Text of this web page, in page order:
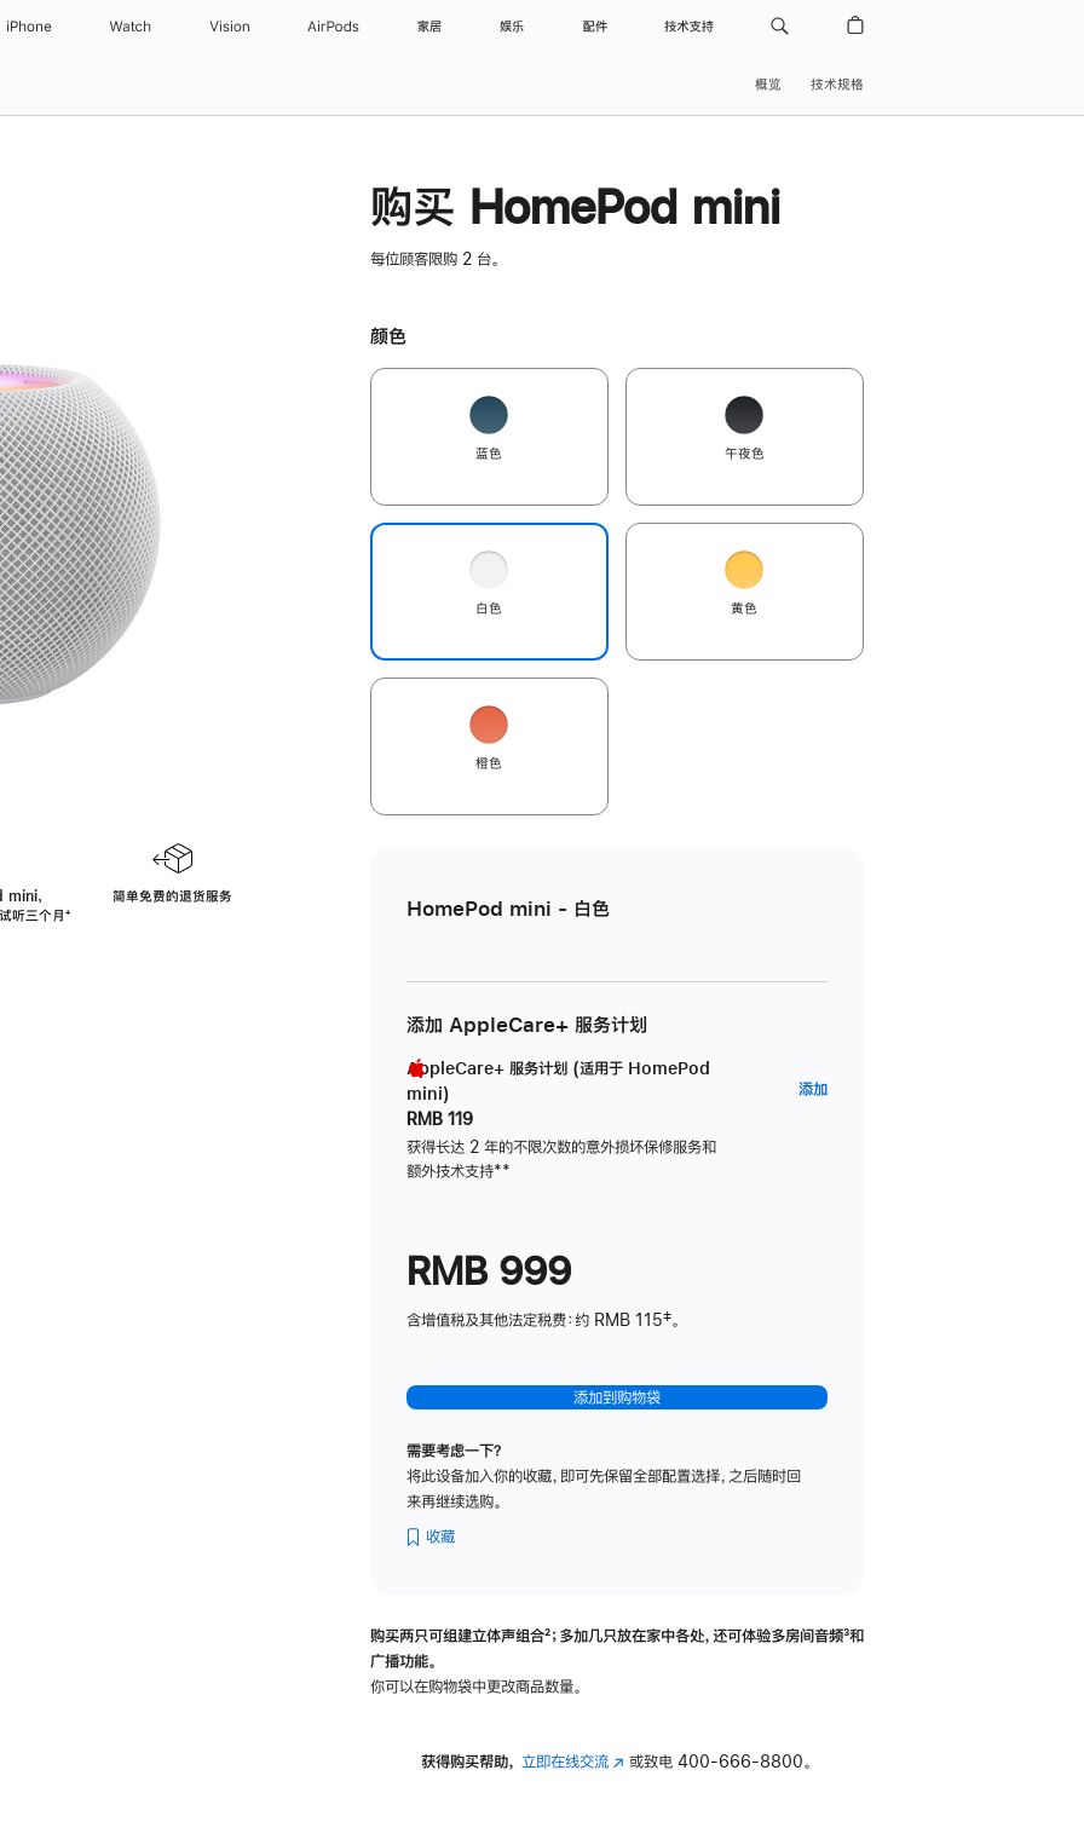
iPhone Watch Vision AirPods 家居 娱乐 配件 技术支持
概览 技术规格
，
听三个月脚
⁺
简单免费的退货服务
购买 HomePod mini
每位顾客限购 2 台。
颜色
蓝色 午夜色
白色 黄色
橙色
HomePod mini - 白色
添加 AppleCare+ 服务计划
AppleCare+ 服务计划 (适用于 HomePod
mini)
RMB 119
获得长达 2 年的不限次数的意外损坏保修服务和
额外技术支持脚
**
添加AppleCare+
RMB 999
含增值税及其他法定税费：约 RMB 115‡。
添加到购物袋
需要考虑一下？
将此设备加入你的收藏，即可先保留全部配置选择，之后随时回
来再继续选购。
收藏
购买两只可组建立体声组合脚
²；多加几只放在家中各处，还可体验多‍房‍间音频脚
³和
广播功能。
你可以在购物袋中更改商品数量。
获得购买帮助， 立即在线交流(在 或致电 400-666-8800。